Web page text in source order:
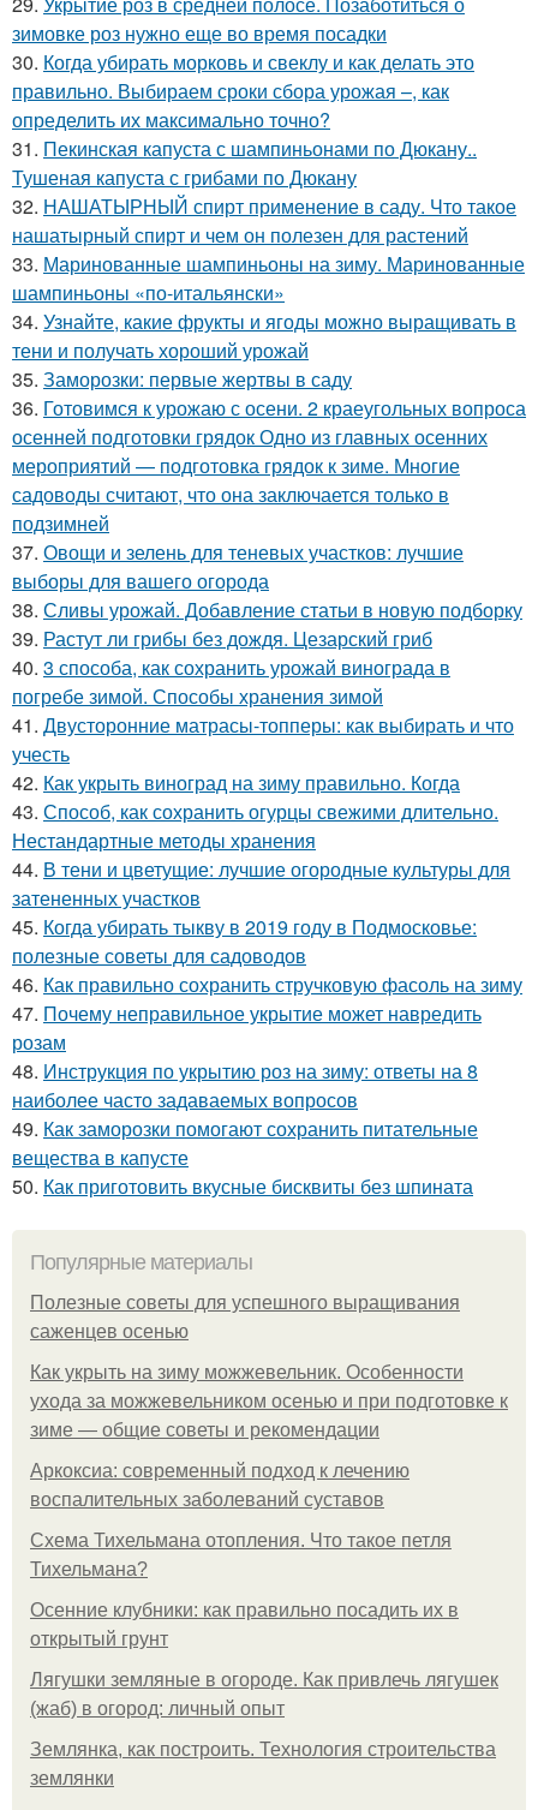
зимовке роз нужно еще во время посадки
30. Когда убирать морковь и свеклу и как делать это
правильно. Выбираем сроки сбора урожая –, как
определить их максимально точно?
31. Пекинская капуста с шампиньонами по Дюкану..
Тушеная капуста с грибами по Дюкану
32. НАШАТЫРНЫЙ спирт применение в саду. Что такое
нашатырный спирт и чем он полезен для растений
33. Маринованные шампиньоны на зиму. Маринованные
шампиньоны «по-итальянски»
34. Узнайте, какие фрукты и ягоды можно выращивать в
тени и получать хороший урожай
35. Заморозки: первые жертвы в саду
36. Готовимся к урожаю с осени. 2 краеугольных вопроса
осенней подготовки грядок Одно из главных осенних
мероприятий — подготовка грядок к зиме. Многие
садоводы считают, что она заключается только в
подзимней
37. Овощи и зелень для теневых участков: лучшие
выборы для вашего огорода
38. Сливы урожай. Добавление статьи в новую подборку
39. Растут ли грибы без дождя. Цезарский гриб
40. 3 способа, как сохранить урожай винограда в
погребе зимой. Способы хранения зимой
41. Двусторонние матрасы-топперы: как выбирать и что
учесть
42. Как укрыть виноград на зиму правильно. Когда
43. Способ, как сохранить огурцы свежими длительно.
Нестандартные методы хранения
44. В тени и цветущие: лучшие огородные культуры для
затененных участков
45. Когда убирать тыкву в 2019 году в Подмосковье:
полезные советы для садоводов
46. Как правильно сохранить стручковую фасоль на зиму
47. Почему неправильное укрытие может навредить
розам
48. Инструкция по укрытию роз на зиму: ответы на 8
наиболее часто задаваемых вопросов
49. Как заморозки помогают сохранить питательные
вещества в капусте
50. Как приготовить вкусные бисквиты без шпината
Популярные материалы
Полезные советы для успешного выращивания
саженцев осенью
Как укрыть на зиму можжевельник. Особенности
ухода за можжевельником осенью и при подготовке к
зиме — общие советы и рекомендации
Аркоксиа: современный подход к лечению
воспалительных заболеваний суставов
Схема Тихельмана отопления. Что такое петля
Тихельмана?
Осенние клубники: как правильно посадить их в
открытый грунт
Лягушки земляные в огороде. Как привлечь лягушек
(жаб) в огород: личный опыт
Землянка, как построить. Технология строительства
землянки